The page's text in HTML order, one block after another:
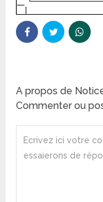
A propos de
Commenter ou